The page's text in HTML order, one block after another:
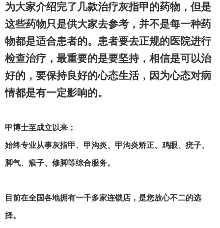
为大家介绍完了几款治疗灰指甲的药物，但是
这些药物只是供大家去参考，并不是每一种药
物都是适合患者的。患者要去正规的医院进行
检查治疗，最重要的是要坚持，相信是可以治
好的，要保持良好的心态生活，因为心态对病
情都是有一定影响的。
甲博士至成立以来；
始终专业从事灰指甲、甲沟炎、甲沟炎矫正、鸡眼、疣子、
脚气、瘊子、修脚等综合服务。
目前在全国各地拥有一千多家连锁店，是您放心不二的选
择。